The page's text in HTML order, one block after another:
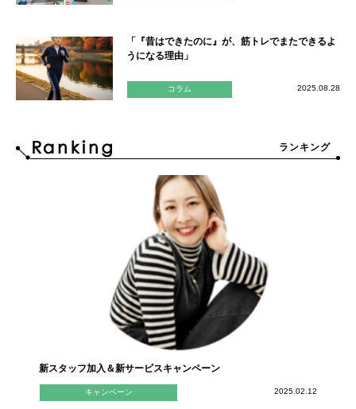
「『昔はできたのに』が、筋トレでまたできるよ
うになる理由」
コラム 2025.08.28
ランキング
新スタッフ加入＆新サービスキャンペーン
キャンペーン 2025.02.12